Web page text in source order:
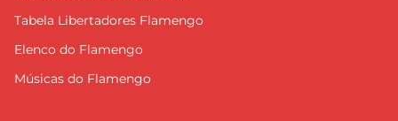
Tabela Libertadores Flamengo
Elenco do Flamengo
Músicas do Flamengo